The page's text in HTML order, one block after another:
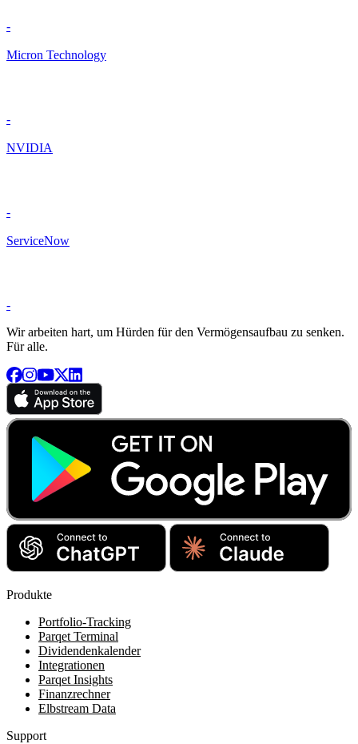
-
Micron Technology
-
NVIDIA
-
ServiceNow
-
Wir arbeiten hart, um Hürden für den Vermögensaufbau zu senken.
Für alle.
Produkte
Portfolio-Tracking
Parqet Terminal
Dividendenkalender
Integrationen
Parqet Insights
Finanzrechner
Elbstream Data
Support